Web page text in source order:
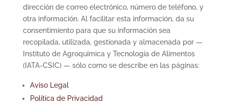
dirección de correo electrónico, número de teléfono, y
otra información. Al facilitar esta información, da su
consentimiento para que su información sea
recopilada, utilizada, gestionada y almacenada por —
Instituto de Agroquímica y Tecnología de Alimentos
(IATA-CSIC) — sólo como se describe en las páginas:
Aviso Legal
Política de Privacidad